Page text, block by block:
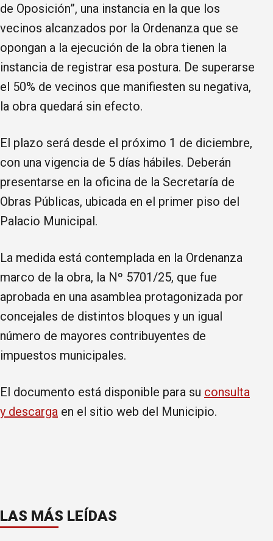
de Oposición”, una instancia en la que los
vecinos alcanzados por la Ordenanza que se
opongan a la ejecución de la obra tienen la
instancia de registrar esa postura. De superarse
el 50% de vecinos que manifiesten su negativa,
la obra quedará sin efecto.
El plazo será desde el próximo 1 de diciembre,
con una vigencia de 5 días hábiles. Deberán
presentarse en la oficina de la Secretaría de
Obras Públicas, ubicada en el primer piso del
Palacio Municipal.
La medida está contemplada en la Ordenanza
marco de la obra, la Nº 5701/25, que fue
aprobada en una asamblea protagonizada por
concejales de distintos bloques y un igual
número de mayores contribuyentes de
impuestos municipales.
El documento está disponible para su consulta
y descarga en el sitio web del Municipio.
LAS MÁS LEÍDAS